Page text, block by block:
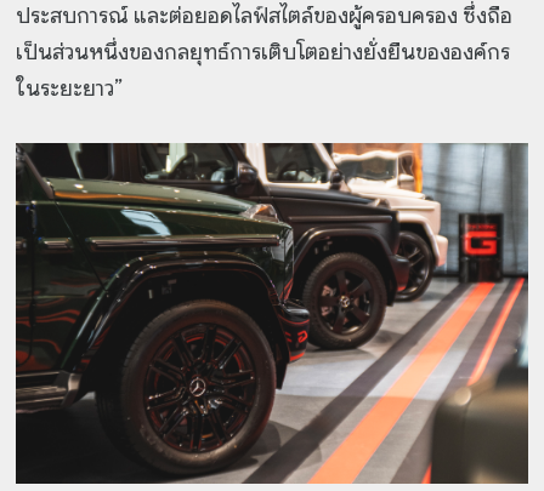
ประสบการณ์ และต่อยอดไลฟ์สไตล์ของผู้ครอบครอง ซึ่งถือ
เป็นส่วนหนึ่งของกลยุทธ์การเติบโตอย่างยั่งยืนขององค์กร
ในระยะยาว”